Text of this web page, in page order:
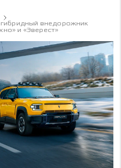
гибридный внедорожник
и «Эверест»